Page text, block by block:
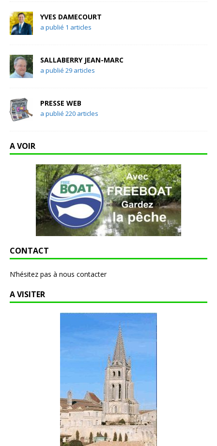
YVES DAMECOURT
a publié 1 articles
SALLABERRY JEAN-MARC
a publié 29 articles
PRESSE WEB
a publié 220 articles
A VOIR
CONTACT
N’hésitez pas à nous contacter
A VISITER